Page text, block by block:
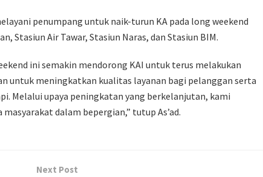
penumpang untuk naik-turun KA pada long weekend
Stasiun Air Tawar, Stasiun Naras, dan Stasiun BIM.
ini semakin mendorong KAI untuk terus melakukan
untuk meningkatkan kualitas layanan bagi pelanggan serta
Melalui upaya peningkatan yang berkelanjutan, kami
dalam bepergian,” tutup As’ad.
Next Post